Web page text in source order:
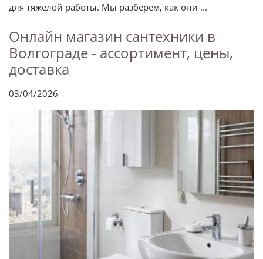
для тяжелой работы. Мы разберем, как они ...
Онлайн магазин сантехники в
Волгограде - ассортимент, цены,
доставка
03/04/2026